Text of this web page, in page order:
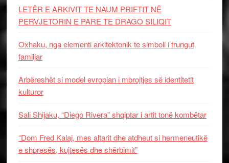
LETËR E ARKIVIT TE NAUM PRIFTIT NË
PERVJETORIN E PARE TE DRAGO SILIQIT
Oxhaku, nga elementi arkitektonik te simboli i trungut
familjar
Arbëreshët si model evropian i mbrojtjes së identitetit
kulturor
Sali Shijaku, “Diego Rivera” shqiptar i artit tonë kombëtar
“Dom Fred Kalaj, mes altarit dhe atdheut si hermeneutikë
e shpresës, kujtesës dhe shërbimit”